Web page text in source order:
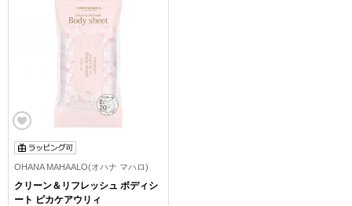
OHANA MAHAALO(オハナ マハロ)
クリーン＆リフレッシュ ボディシ
ート ピカケアウリィ